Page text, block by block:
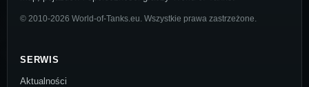
© 2010-2026 World-of-Tanks.eu. Wszystkie prawa zastrzeżone.
SERWIS
Aktualności